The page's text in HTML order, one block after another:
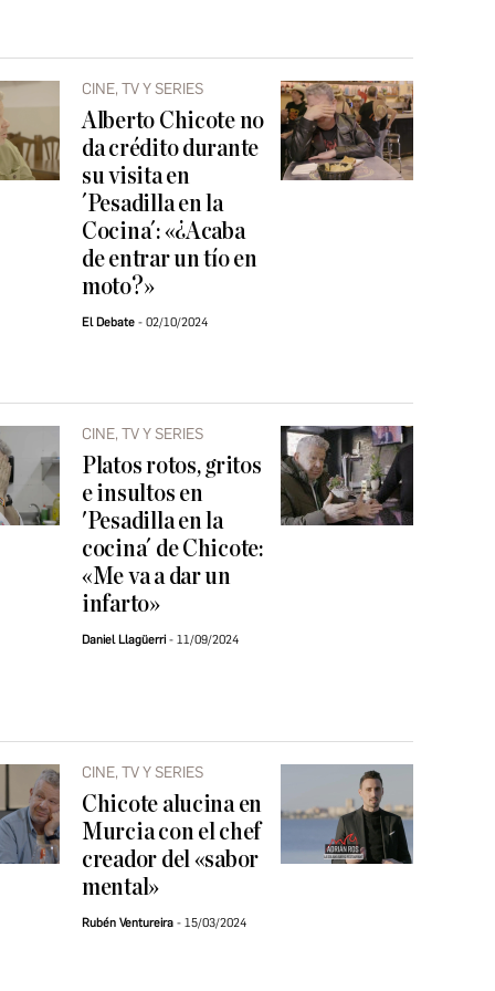
CINE, TV Y SERIES
Alberto Chicote no
da crédito durante
su visita en
´Pesadilla en la
Cocina´: «¿Acaba
de entrar un tío en
moto?»
El Debate 02/10/2024
CINE, TV Y SERIES
Platos rotos, gritos
e insultos en
'Pesadilla en la
cocina´ de Chicote:
«Me va a dar un
infarto»
Daniel Llagüerri 11/09/2024
CINE, TV Y SERIES
Chicote alucina en
Murcia con el chef
creador del «sabor
mental»
Rubén Ventureira 15/03/2024